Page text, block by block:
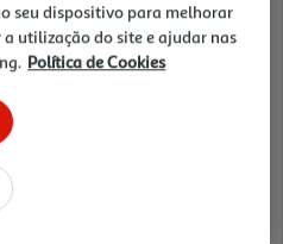
seu dispositivo para melhorar
utilização do site e ajudar nas
Política de Cookies